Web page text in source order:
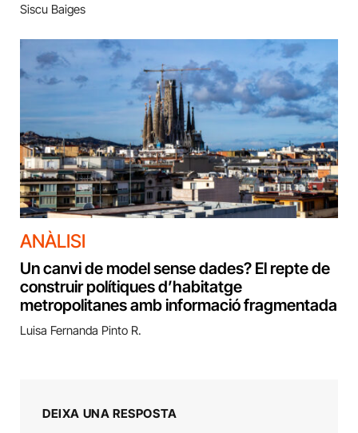
Siscu Baiges
ANÀLISI
Un canvi de model sense dades? El repte de
construir polítiques d’habitatge
metropolitanes amb informació fragmentada
Luisa Fernanda Pinto R.
DEIXA UNA RESPOSTA